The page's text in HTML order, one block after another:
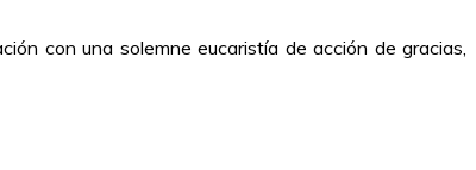
con una solemne eucaristía de acción de gracias,